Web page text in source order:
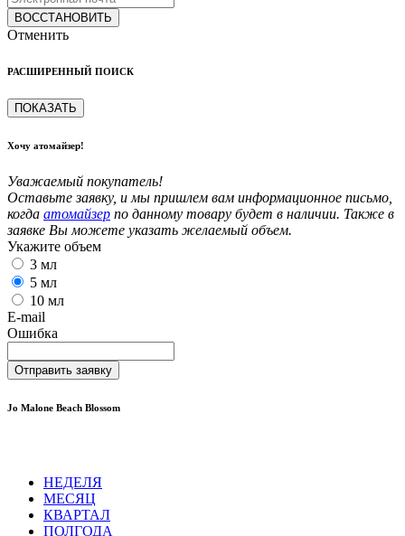
ВОССТАНОВИТЬ
Отменить
РАСШИРЕННЫЙ ПОИСК
ПОКАЗАТЬ
Хочу атомайзер!
Уважаемый покупатель!
Оставьте заявку, и мы пришлем вам информационное письмо,
когда атомайзер по данному товару будет в наличии. Также в
заявке Вы можете указать желаемый объем.
Укажите объем
3 мл
5 мл
10 мл
E-mail
Ошибка
Отправить заявку
Jo Malone Beach Blossom
НЕДЕЛЯ
МЕСЯЦ
КВАРТАЛ
ПОЛГОДА